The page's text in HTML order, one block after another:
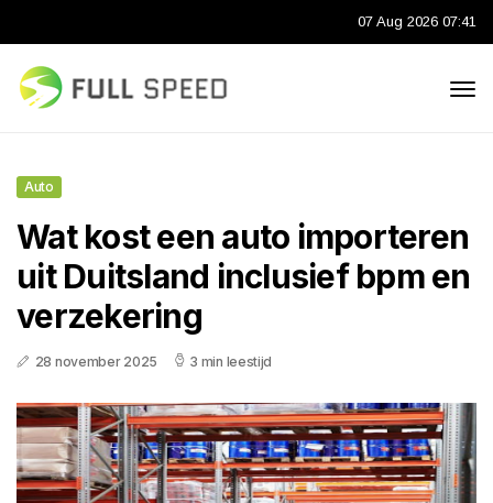
07 Aug 2026 07:41
Auto
Wat kost een auto importeren
uit Duitsland inclusief bpm en
verzekering
28 november 2025 3 min leestijd